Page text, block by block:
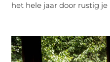
het hele jaar door rustig